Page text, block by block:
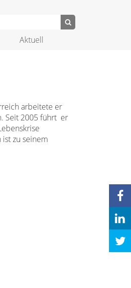
Aktuell
arbeitete er
Seit 2005 führt er
zu seinem